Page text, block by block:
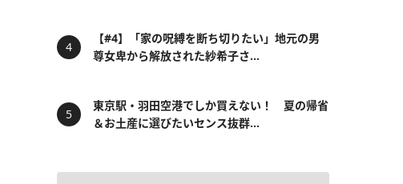
【#4】「家の呪縛を断ち切りたい」地元の男
尊女卑から解放された紗希子さ...
東京駅・羽田空港でしか買えない！ 夏の帰省
＆お土産に選びたいセンス抜群...